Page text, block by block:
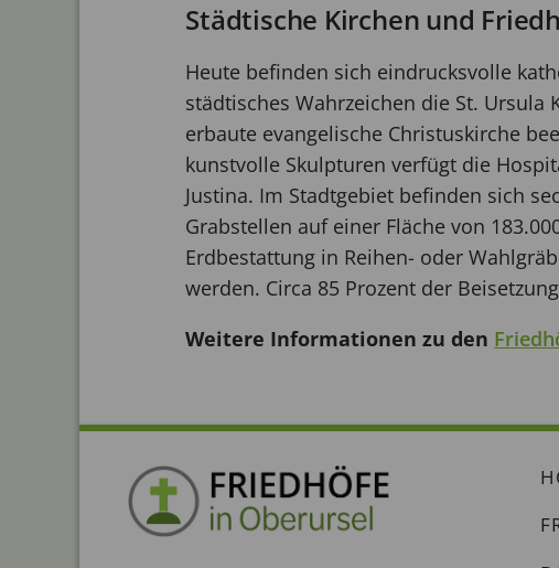
Städtische Kirchen und
Heute befinden sich eindrucksvolle
städtisches Wahrzeichen die St.
erbaute evangelische Christuskirche
kunstvolle Skulpturen verfügt die
Justina. Im Stadtgebiet befinden sich
Grabstellen auf einer Fläche von
Erdbestattung in Reihen- oder
werden. Circa 85 Prozent der
Weitere Informationen zu den